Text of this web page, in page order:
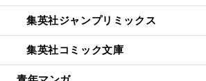
集英社ジャンプリミックス
集英社コミック文庫